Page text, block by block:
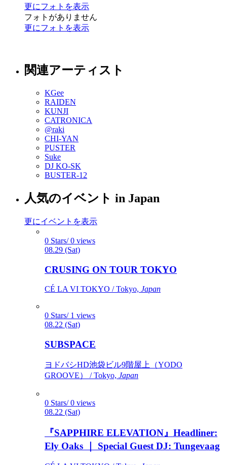
更にフォトを表示
フォトがありません
更にフォトを表示
関連アーティスト
KGee
RAIDEN
KUNJI
CATRONICA
@raki
CHI-YAN
PUSTER
Suke
DJ KO-SK
BUSTER-12
人気のイベント in Japan
更にイベントを表示
0 Stars/ 0 views
08.29 (Sat)
CRUSING ON TOUR TOKYO
CÉ LA VI TOKYO / Tokyo, Japan
0 Stars/ 1 views
08.22 (Sat)
SUBSPACE
ヨドバシHD池袋ビル9階屋上（YODO
GROOVE） / Tokyo, Japan
0 Stars/ 0 views
08.22 (Sat)
『SAPPHIRE ELEVATION』Headliner:
Ely Oaks ｜ Special Guest DJ: Tungevaag